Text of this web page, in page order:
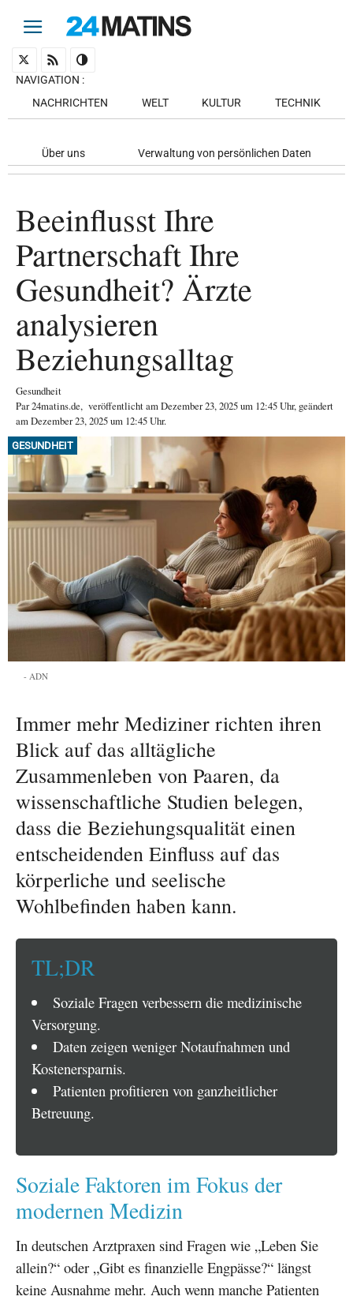
NAVIGATION :
NACHRICHTEN
WELT KULTUR TECHNIK
Über uns Verwaltung von persönlichen Daten
Beeinflusst Ihre
Partnerschaft Ihre
Gesundheit? Ärzte
analysieren
Beziehungsalltag
Gesundheit
Par24matins.de, veröffentlicht amDezember 23, 2025um 12:45 Uhr, geändert
am Dezember 23, 2025 um 12:45 Uhr.
GESUNDHEIT
ADN
Immer mehr Mediziner richten ihren
Blick auf das alltägliche
Zusammenleben von Paaren, da
wissenschaftliche Studien belegen,
dass die Beziehungsqualität einen
entscheidenden Einfluss auf das
körperliche und seelische
Wohlbefinden haben kann.
TL;DR
Soziale Fragen verbessern die medizinische
Versorgung.
Daten zeigen weniger Notaufnahmen und
Kostenersparnis.
Patienten profitieren von ganzheitlicher
Betreuung.
Soziale Faktoren im Fokus der
modernen Medizin
In deutschen Arztpraxen sind Fragen wie „Leben Sie
allein?“ oder „Gibt es finanzielle Engpässe?“ längst
keine Ausnahme mehr. Auch wenn manche Patienten